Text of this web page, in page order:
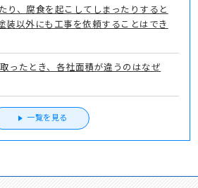
り、腐食を起こしてしまったりすると
装以外にも工事を依頼することはでき
ったとき、各社面積が違うのはなぜ
一覧を見る